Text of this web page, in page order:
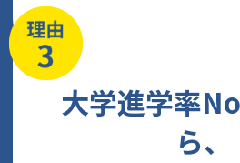
大学進学率
ら、